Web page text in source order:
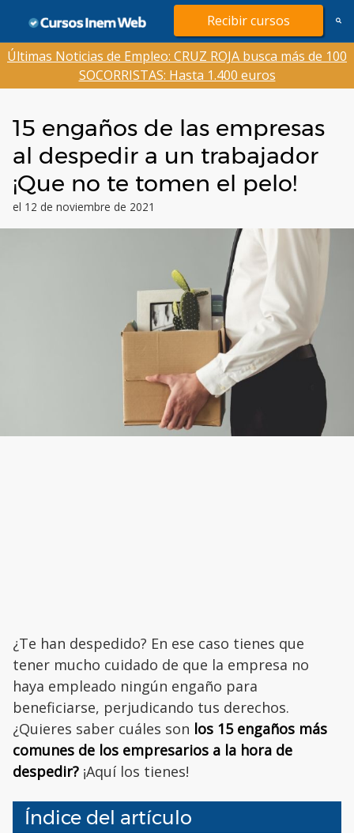
contenido
Recibir cursos
Últimas Noticias de Empleo: CRUZ ROJA busca más de 100
SOCORRISTAS: Hasta 1.400 euros
15 engaños de las empresas
al despedir a un trabajador
¡Que no te tomen el pelo!
el 12 de noviembre de 2021
¿Te han despedido? En ese caso tienes que
tener mucho cuidado de que la empresa no
haya empleado ningún engaño para
beneficiarse, perjudicando tus derechos.
¿Quieres saber cuáles son los 15 engaños más
comunes de los empresarios a la hora de
despedir? ¡Aquí los tienes!
Índice del artículo